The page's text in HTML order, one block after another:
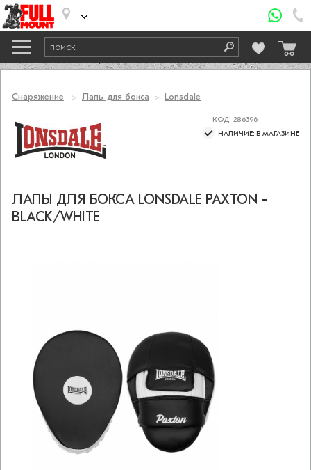
Снаряжение Лапы для бокса Lonsdale
КОД: 286396
НАЛИЧИЕ: В МАГАЗИНЕ
ЛАПЫ ДЛЯ БОКСА LONSDALE PAXTON -
BLACK/WHITE